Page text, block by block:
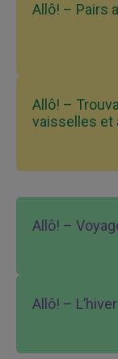
Allô! – Pairs
Allô! –
vaisselles et
Allô! –
Allô! – L’hiver